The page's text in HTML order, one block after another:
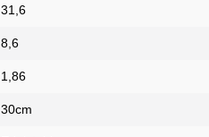
31,6
8,6
1,86
30cm